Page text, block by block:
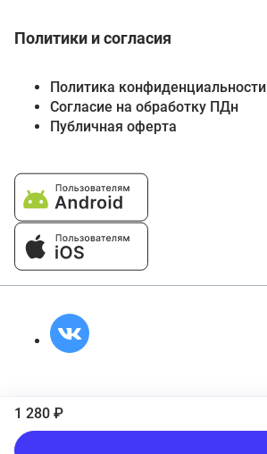
1 280 ₽
Политики и согласия
Политика конфиденциальности
Согласие на обработку ПДн
Публичная оферта